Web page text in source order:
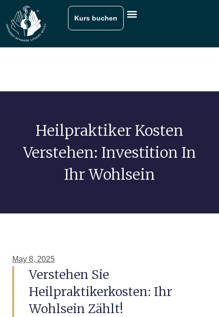
Kurs buchen
Heilpraktiker Kosten
Verstehen: Investition In
Ihr Wohlsein
May 8, 2025
Verstehen Sie
Heilpraktikerkosten: Ihr
Wohlsein Zählt!